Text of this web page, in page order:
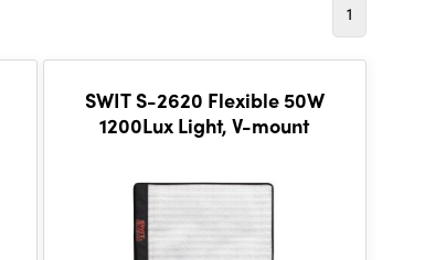
1
SWIT S-2620 Flexible 50W
1200Lux Light, V-mount